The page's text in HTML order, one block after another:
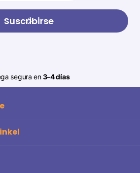
Suscribirse
segura en3–4 días